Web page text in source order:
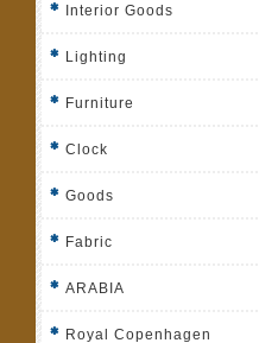
Interior Goods
Lighting
Furniture
Clock
Goods
Fabric
ARABIA
Royal Copenhagen